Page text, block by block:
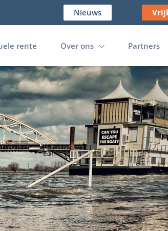
Nieuws
rente Over ons Partners